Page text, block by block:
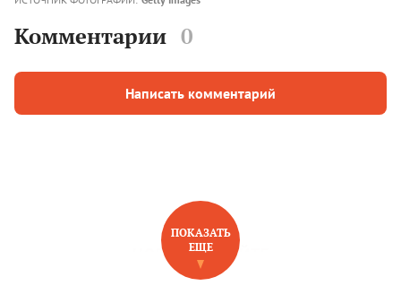
Комментарии 0
Написать комментарий
НОВОЕ НА САЙТЕ
ПОКАЗАТЬ
ЕЩЕ